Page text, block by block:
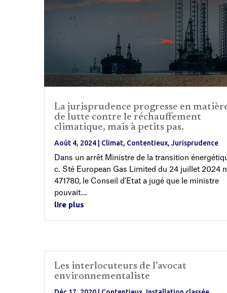
La jurisprudence progresse en
de lutte contre le réchauffement
climatique, mais à petits pas.
Août 4, 2024 Climat, Contentieux, Jurisprudence
Dans un arrêt Ministre de la transition
c. Sté European Gas Limited du 24 juillet 2024
471780, le Conseil d'Etat a jugé que le ministre
pouvait...
lire plus
Les interlocuteurs de l’avocat
environnementaliste